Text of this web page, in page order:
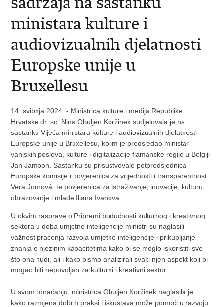
ministara kulture i
audiovizualnih djelatnosti
Europske unije u
Bruxellesu
14. svibnja 2024. - Ministrica kulture i medija Republike
Hrvatske dr. sc. Nina Obuljen Koržinek sudjelovala je na
sastanku Vijeća ministara kulture i audiovizualnih djelatnosti
Europske unije u Bruxellesu, kojim je predsjedao ministar
vanjskih poslova, kulture i digitalizacije flamanske regije u Belgiji
Jan Jambon. Sastanku su prisustvovale potpredsjednica
Europske komisije i povjerenica za vrijednosti i transparentnost
Vera Jourová te povjerenica za istraživanje, inovacije, kulturu,
obrazovanje i mlade Iliana Ivanova.
U okviru rasprave o Pripremi budućnosti kulturnog i kreativnog
sektora u doba umjetne inteligencije ministri su naglasili
važnost praćenja razvoja umjetne inteligencije i prikupljanje
znanja o njezinim kapacitetima kako bi se moglo iskoristiti sve
što ona nudi, ali i kako bismo analizirali svaki njen aspekt koji bi
mogao biti nepovoljan za kulturni i kreativni sektor.
U svom obraćanju, ministrica Obuljen Koržinek naglasila je
kako razmjena dobrih praksi i iskustava može pomoći u razvoju